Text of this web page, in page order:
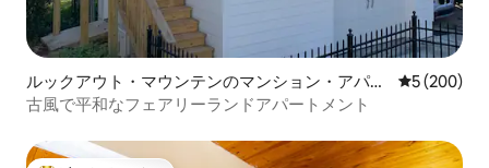
ルックアウト・マウンテンのマンション・アパー
ト
レビュー
5 (200)
古風で平和なフェアリーランドアパートメント